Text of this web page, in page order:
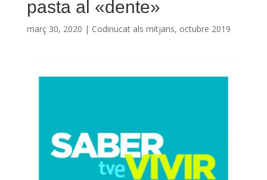
pasta al «dente»
març 30, 2020 | Codinucat als mitjans, octubre 2019